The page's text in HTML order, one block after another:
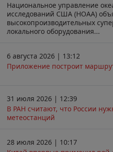
Национальное управление
исследований США (НОАА)
высокопроизводительных
локального оборудования...
6 августа 2026 | 13:12
Приложение построит
31 июля 2026 | 12:39
В РАН считают, что России
метеостанций
28 июля 2026 | 10:17